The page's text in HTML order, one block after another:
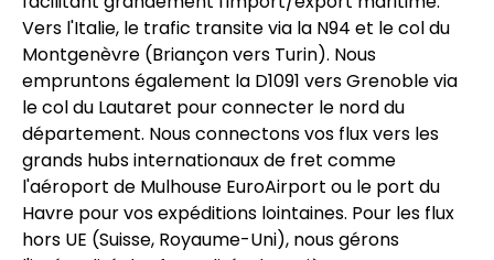
Vers l'Italie, le trafic transite via la N94 et le col du
Montgenèvre (Briançon vers Turin). Nous
empruntons également la D1091 vers Grenoble via
le col du Lautaret pour connecter le nord du
département. Nous connectons vos flux vers les
grands hubs internationaux de fret comme
l'aéroport de Mulhouse EuroAirport ou le port du
Havre pour vos expéditions lointaines. Pour les flux
hors UE (Suisse, Royaume-Uni), nous gérons